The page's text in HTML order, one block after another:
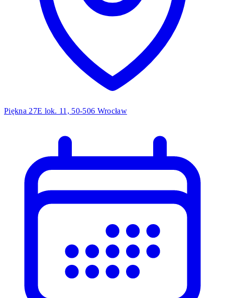
Piękna 27E lok. 11, 50-506 Wrocław